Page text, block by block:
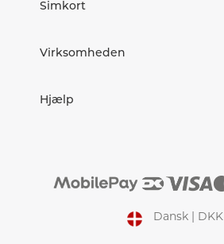
Simkort
Virksomheden
Hjælp
Dansk | DKK